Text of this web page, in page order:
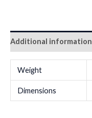
Additional information
Weight
Dimensions